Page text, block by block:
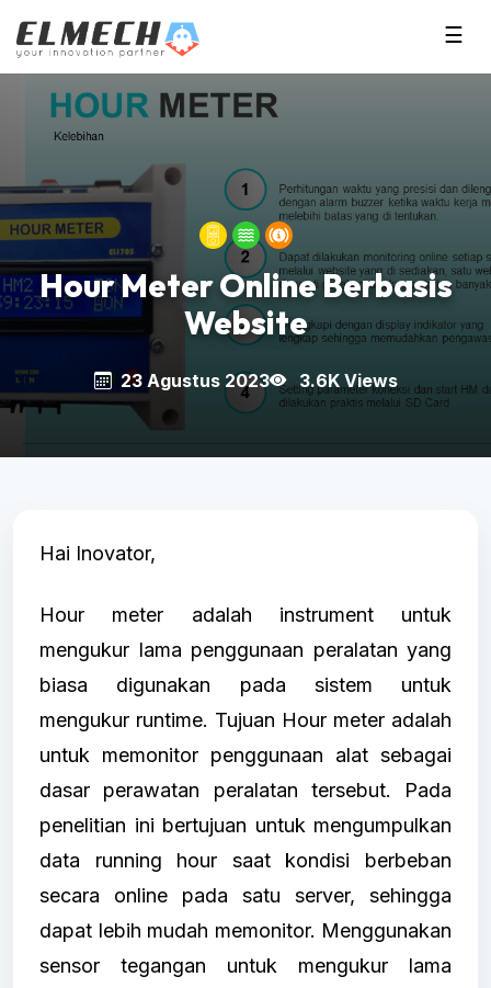
☰
Hour Meter Online Berbasis
Website
23 Agustus 2023 3.6K Views
Hai Inovator,
Hour meter adalah instrument untuk
mengukur lama penggunaan peralatan yang
biasa digunakan pada sistem untuk
mengukur runtime. Tujuan Hour meter adalah
untuk memonitor penggunaan alat sebagai
dasar perawatan peralatan tersebut. Pada
penelitian ini bertujuan untuk mengumpulkan
data running hour saat kondisi berbeban
secara online pada satu server, sehingga
dapat lebih mudah memonitor. Menggunakan
sensor tegangan untuk mengukur lama